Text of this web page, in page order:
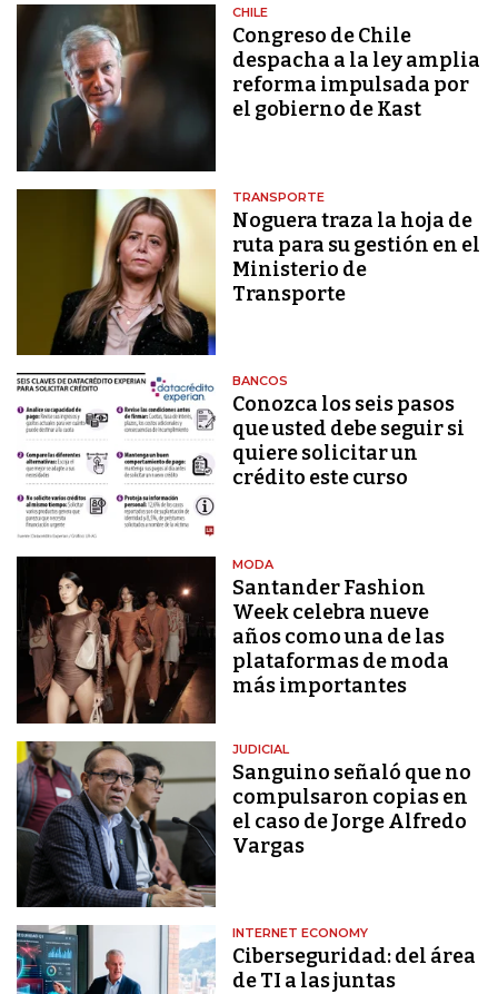
CHILE
Congreso de Chile
despacha a la ley amplia
reforma impulsada por
el gobierno de Kast
TRANSPORTE
Noguera traza la hoja de
ruta para su gestión en el
Ministerio de
Transporte
BANCOS
Conozca los seis pasos
que usted debe seguir si
quiere solicitar un
crédito este curso
MODA
Santander Fashion
Week celebra nueve
años como una de las
plataformas de moda
más importantes
JUDICIAL
Sanguino señaló que no
compulsaron copias en
el caso de Jorge Alfredo
Vargas
INTERNET ECONOMY
Ciberseguridad: del área
de TI a las juntas